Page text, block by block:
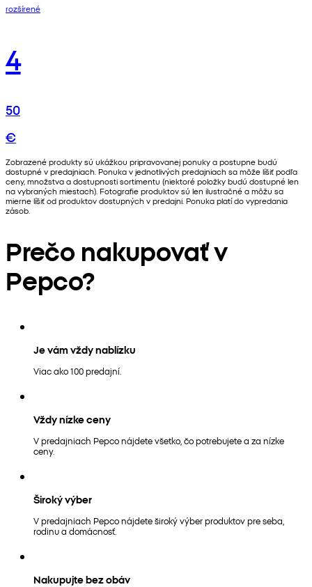
rozšírené
4
50
€
Zobrazené produkty sú ukážkou pripravovanej ponuky a postupne budú
dostupné v predajniach. Ponuka v jednotlivých predajniach sa môže líšiť podľa
ceny, množstva a dostupnosti sortimentu (niektoré položky budú dostupné len
na vybraných miestach). Fotografie produktov sú len ilustračné a môžu sa
mierne líšiť od produktov dostupných v predajni. Ponuka platí do vypredania
zásob.
Prečo nakupovať v
Pepco?
Je vám vždy nablízku
Viac ako 100 predajní.
Vždy nízke ceny
V predajniach Pepco nájdete všetko, čo potrebujete a za nízke
ceny.
Široký výber
V predajniach Pepco nájdete široký výber produktov pre seba,
rodinu a domácnosť.
Nakupujte bez obáv